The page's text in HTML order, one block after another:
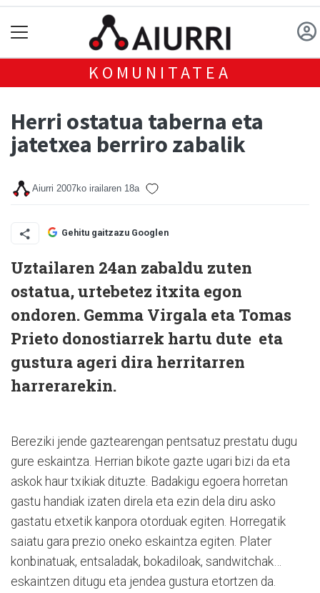
KOMUNITATEA
Herri ostatua taberna eta
jatetxea berriro zabalik
Aiurri 2007ko irailaren 18a
Gehitu gaitzazu Googlen
Uztailaren 24an zabaldu zuten
ostatua, urtebetez itxita egon
ondoren. Gemma Virgala eta Tomas
Prieto donostiarrek hartu dute eta
gustura ageri dira herritarren
harrerarekin.
Bereziki jende gaztearengan pentsatuz prestatu dugu
gure eskaintza. Herrian bikote gazte ugari bizi da eta
askok haur txikiak dituzte. Badakigu egoera horretan
gastu handiak izaten direla eta ezin dela diru asko
gastatu etxetik kanpora otorduak egiten. Horregatik
saiatu gara prezio oneko eskaintza egiten. Plater
konbinatuak, entsaladak, bokadiloak, sandwitchak…
eskaintzen ditugu eta jendea gustura etortzen da.